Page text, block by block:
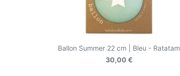
Ballon Summer 22 cm | Bleu - Ratatam
30,00 €